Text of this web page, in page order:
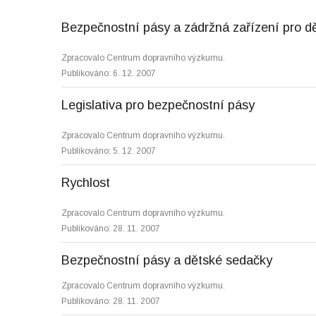
Bezpečnostní pásy a zádržná zařízení pro
Zpracovalo Centrum dopravního výzkumu.
Publikováno: 6. 12. 2007
Legislativa pro bezpečnostní pásy
Zpracovalo Centrum dopravního výzkumu.
Publikováno: 5. 12. 2007
Rychlost
Zpracovalo Centrum dopravního výzkumu.
Publikováno: 28. 11. 2007
Bezpečnostní pásy a dětské sedačky
Zpracovalo Centrum dopravního výzkumu.
Publikováno: 28. 11. 2007